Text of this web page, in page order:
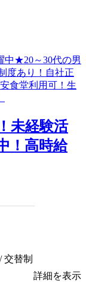
未経験活
！高時給
交替制
詳細を表示